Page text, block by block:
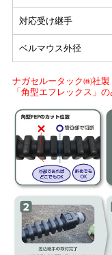
対応受け継手
ベルマウス外径
ナガセルータック㈱社
「角型エフレックス」の